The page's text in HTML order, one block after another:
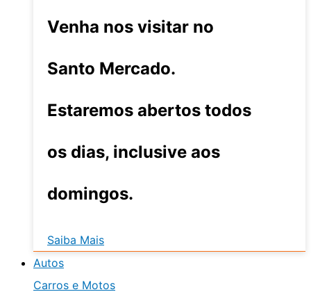
Venha nos visitar no
Santo Mercado.
Estaremos abertos todos
os dias, inclusive aos
domingos.
Saiba Mais
Autos
Carros e Motos